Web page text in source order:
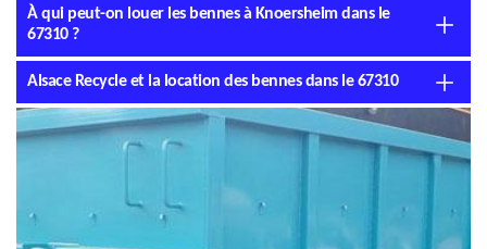
À qui peut-on louer les bennes à Knoersheim dans le
67310 ?
Alsace Recycle et la location des bennes dans le 67310